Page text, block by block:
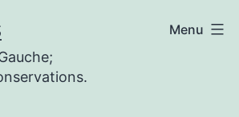
Menu